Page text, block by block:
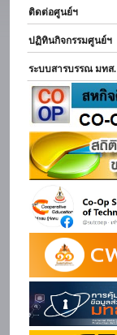
ติดต่อศูนย์ฯ
ปฏิทินกิจกรรมศูนย์ฯ
ระบบสารบรรณ มทส.